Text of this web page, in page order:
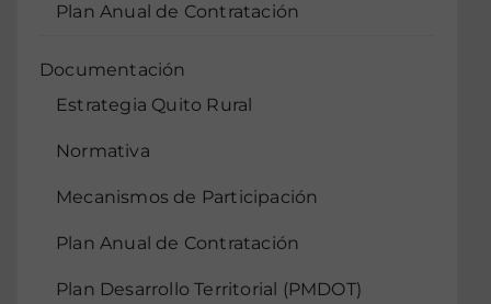
Plan Anual de Contratación
Documentación
Estrategia Quito Rural
Normativa
Mecanismos de Participación
Plan Anual de Contratación
Plan Desarrollo Territorial (PMDOT)